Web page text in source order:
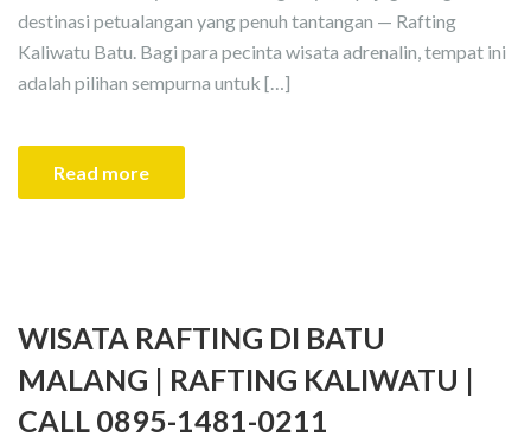
destinasi petualangan yang penuh tantangan — Rafting
Kaliwatu Batu. Bagi para pecinta wisata adrenalin, tempat ini
adalah pilihan sempurna untuk […]
Read more
WISATA RAFTING DI BATU
MALANG | RAFTING KALIWATU |
CALL 0895-1481-0211